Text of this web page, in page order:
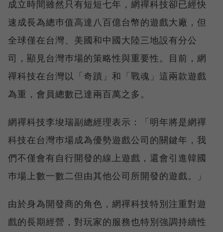
成立時間雖然只有短短七年，網禪科技卻已經快
速成長為總巿值高達八百億台幣的遊戲大廠，但
全球僅在台灣、美國和中國大陸三地設有分公
司，顯見台灣巿場的策略性與重要性。目前，網
禪科技在台灣以「奇蹟」和「戰魂」這兩款遊戲
為重，會員總數已達兩百萬之多。
網禪科技李埈瑞副總經理表示：「明年將是網禪
科技在台灣巿場成為優勢遊戲公司的關鍵年，我
們不僅會有自行開發的線上遊戲，還會引進韓國
巿場上數一數二但由其他公司所開發的遊戲。」
由於身為開發商的角色，網禪科技特別注重對遊
戲的長期經營，對玩家的服務也特別強調持續性